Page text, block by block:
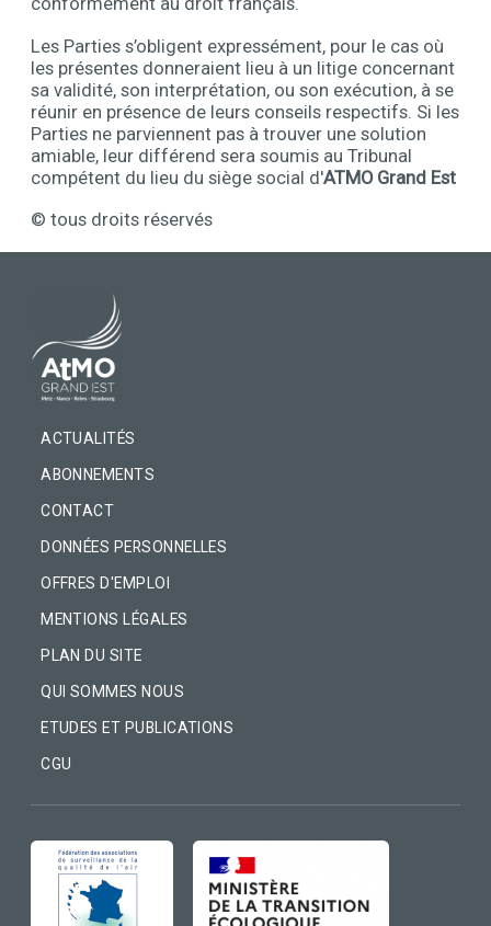
Les Parties s’obligent expressément, pour le cas où
les présentes donneraient lieu à un litige concernant
sa validité, son interprétation, ou son exécution, à se
réunir en présence de leurs conseils respectifs. Si les
Parties ne parviennent pas à trouver une solution
amiable, leur différend sera soumis au Tribunal
compétent du lieu du siège social d'ATMO Grand Est
Contenu
© tous droits réservés
PIED DE PAGE
ACTUALITÉS
ABONNEMENTS
CONTACT
DONNÉES PERSONNELLES
OFFRES D'EMPLOI
MENTIONS LÉGALES
PLAN DU SITE
QUI SOMMES NOUS
ETUDES ET PUBLICATIONS
CGU
IMAGE IMAGE